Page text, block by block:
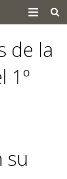
de la
1º
su